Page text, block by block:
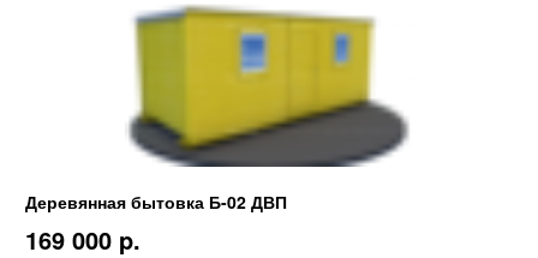
Деревянная бытовка Б-02 ДВП
169 000 p.